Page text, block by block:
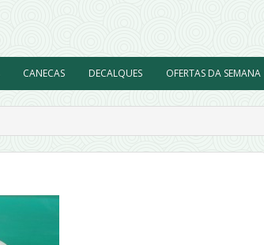
CANECAS DECALQUES OFERTAS DA SEMANA